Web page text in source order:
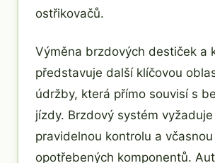
ostřikovačů.
Výměna brzdových destiček a
představuje další klíčovou
údržby, která přímo souvisí s
jízdy. Brzdový systém vyžaduje
pravidelnou kontrolu a
opotřebených komponentů.